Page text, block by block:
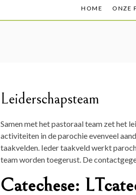
HOME ONZE
Leiderschapsteam
Samen met het pastoraal team zet het
activiteiten in de parochie evenveel
taakvelden. Ieder taakveld werkt
team worden toegerust. De
Catechese: